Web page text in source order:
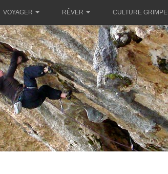
VOYAGER RÊVER CULTURE GRIMPE